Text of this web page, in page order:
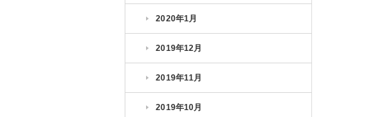
2020年1月
2019年12月
2019年11月
2019年10月